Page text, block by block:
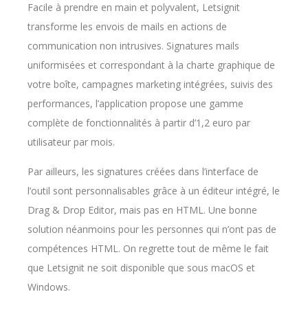
Facile à prendre en main et polyvalent, Letsignit
transforme les envois de mails en actions de
communication non intrusives. Signatures mails
uniformisées et correspondant à la charte graphique de
votre boîte, campagnes marketing intégrées, suivis des
performances, l’application propose une gamme
complète de fonctionnalités à partir d’1,2 euro par
utilisateur par mois.
Par ailleurs, les signatures créées dans l’interface de
l’outil sont personnalisables grâce à un éditeur intégré, le
Drag & Drop Editor, mais pas en HTML. Une bonne
solution néanmoins pour les personnes qui n’ont pas de
compétences HTML. On regrette tout de même le fait
que Letsignit ne soit disponible que sous macOS et
Windows.